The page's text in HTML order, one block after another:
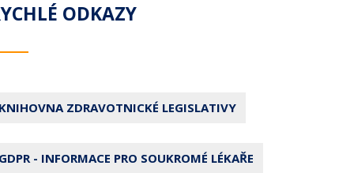
ODKAZY
ZDRAVOTNICKÉ LEGISLATIVY
- INFORMACE PRO SOUKROMÉ LÉKAŘE